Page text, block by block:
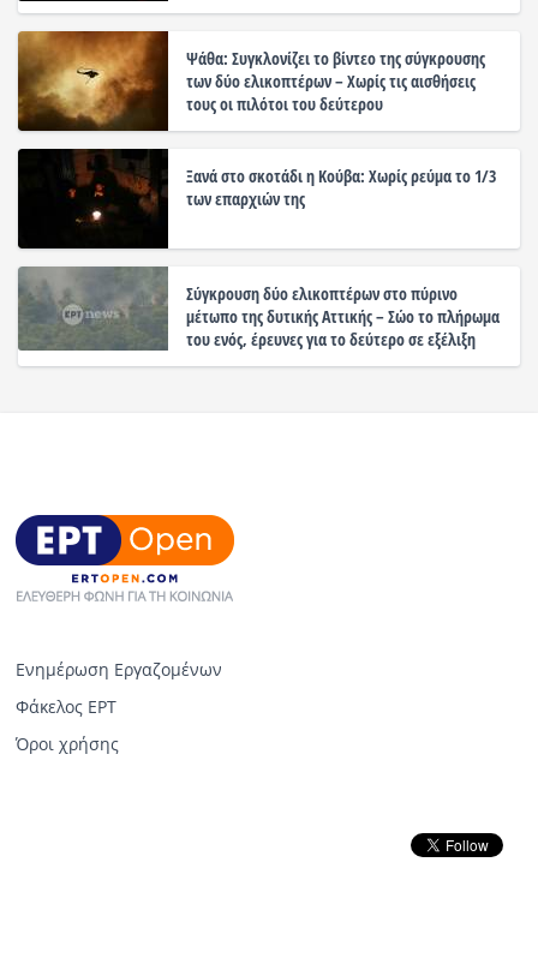
Ψάθα: Συγκλονίζει το βίντεο της σύγκρουσης
των δύο ελικοπτέρων – Χωρίς τις αισθήσεις
τους οι πιλότοι του δεύτερου
Ξανά στο σκοτάδι η Κούβα: Χωρίς ρεύμα το 1/3
των επαρχιών της
Σύγκρουση δύο ελικοπτέρων στο πύρινο
μέτωπο της δυτικής Αττικής – Σώο το πλήρωμα
του ενός, έρευνες για το δεύτερο σε εξέλιξη
Ενημέρωση Εργαζομένων
Φάκελος ΕΡΤ
Όροι χρήσης